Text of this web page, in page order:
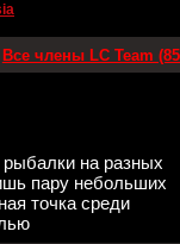
Все члены LC Team
на разных
пару небольших
точка среди